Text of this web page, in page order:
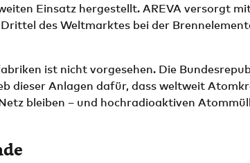
Einsatz hergestellt. AREVA versorgt
des Weltmarktes bei der
ist nicht vorgesehen. Die
dieser Anlagen dafür, dass weltweit
bleiben – und hochradioaktiven